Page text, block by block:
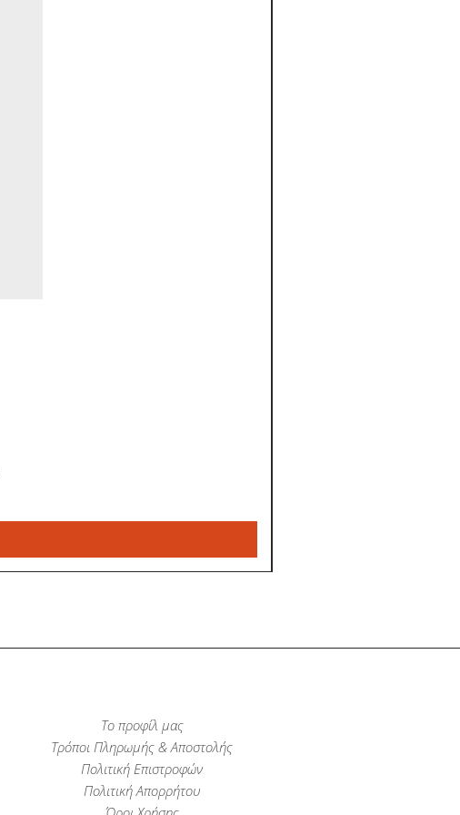
Το προφίλ μας
Τρόποι Πληρωμής & Αποστολής
Πολιτική Επιστροφών
Πολιτική Απορρήτου